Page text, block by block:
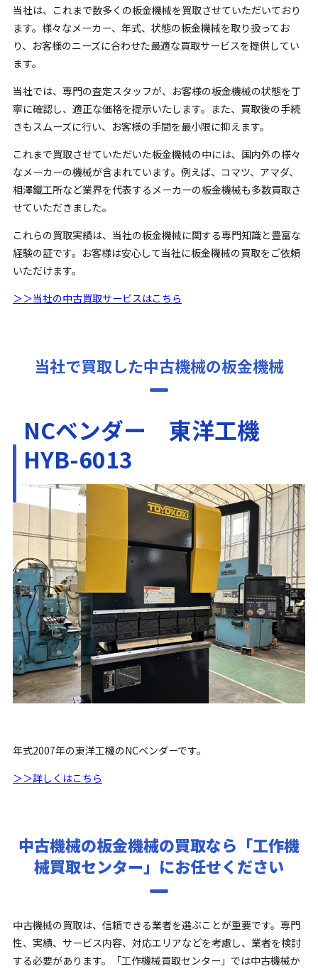
当社は、これまで数多くの板金機械を買取させていただいており
ます。様々なメーカー、年式、状態の板金機械を取り扱ってお
り、お客様のニーズに合わせた最適な買取サービスを提供してい
ます。
当社では、専門の査定スタッフが、お客様の板金機械の状態を丁
寧に確認し、適正な価格を提示いたします。また、買取後の手続
きもスムーズに行い、お客様の手間を最小限に抑えます。
これまで買取させていただいた板金機械の中には、国内外の様々
なメーカーの機械が含まれています。例えば、コマツ、アマダ、
相澤鐵工所など業界を代表するメーカーの板金機械も多数買取さ
せていただきました。
これらの買取実績は、当社の板金機械に関する専門知識と豊富な
経験の証です。お客様は安心して当社に板金機械の買取をご依頼
いただけます。
＞＞当社の中古買取サービスはこちら
当社で買取した中古機械の板金機械
NCベンダー 東洋工機
HYB-6013
年式2007年の東洋工機のNCベンダーです。
＞＞詳しくはこちら
中古機械の板金機械の買取なら「工作機
械買取センター」にお任せください
中古機械の買取は、信頼できる業者を選ぶことが重要です。専門
性、実績、サービス内容、対応エリアなどを考慮し、業者を検討
する必要があります。「工作機械買取センター」では中古機械か